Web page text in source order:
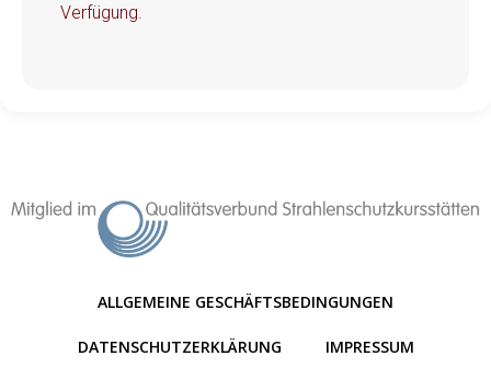
Verfügung.
ALLGEMEINE GESCHÄFTSBEDINGUNGEN
DATENSCHUTZERKLÄRUNG IMPRESSUM